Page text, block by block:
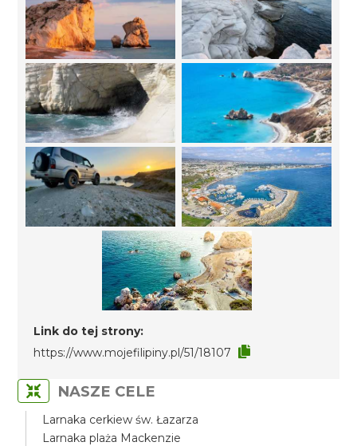
Link do tej strony:
https://www.mojefilipiny.pl/51/18107
NASZE CELE
Larnaka cerkiew św. Łazarza
Larnaka plaża Mackenzie